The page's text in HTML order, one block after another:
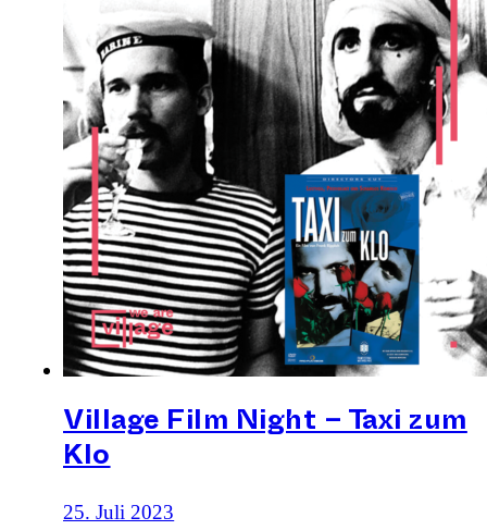
Village Film Night – Taxi zum
Klo
25. Juli 2023